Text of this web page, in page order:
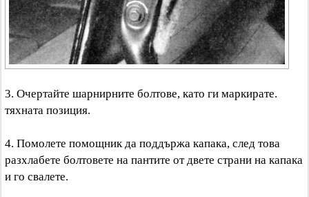
3. Очертайте шарнирните болтове, като ги маркирате.
тяхната позиция.
4. Помолете помощник да поддържа капака, след това
разхлабете болтовете на пантите от двете страни на капака
и го свалете.